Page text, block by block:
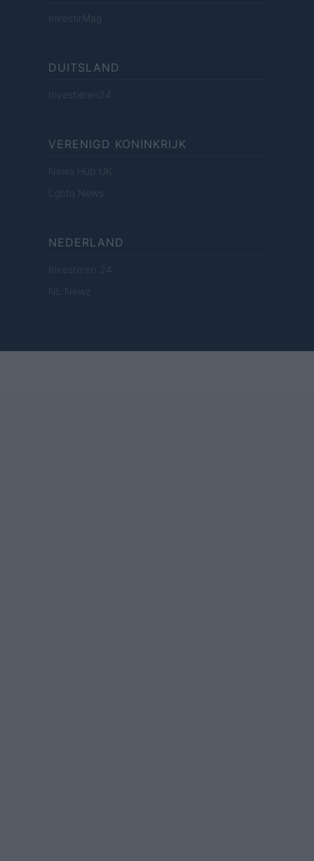
InvestirMag
DUITSLAND
Investieren24
VERENIGD KONINKRIJK
News Hub UK
Lgbtq News
NEDERLAND
Investeren 24
NL Newz